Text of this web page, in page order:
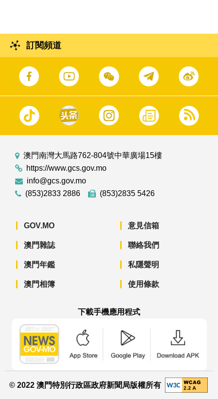
訂閱頻道
澳門南灣大馬路762-804號中華廣場15樓
https://www.gcs.gov.mo
info@gcs.gov.mo
(853)2833 2886
(853)2835 5426
GOV.MO
澳門雜誌
澳門年鑑
澳門相簿
意見信箱
聯絡我們
私隱聲明
使用條款
下載手機應用程式
© 2022 澳門特別行政區政府新聞局版權所有